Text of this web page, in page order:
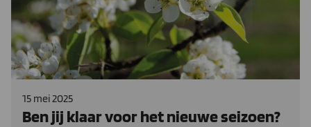
15 mei 2025
Ben jij klaar voor het nieuwe seizoen?